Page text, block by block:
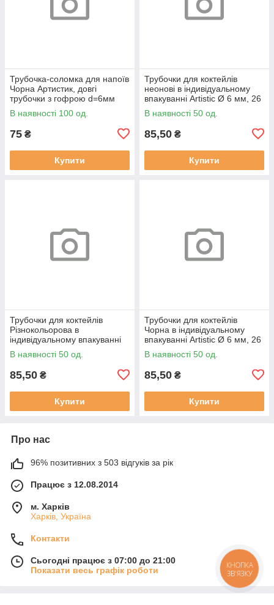
Трубочка-соломка для напоїв
Чорна Артистик, довгі
трубочки з гофрою d=6мм
довжина 26см (100 шт)
В наявності 100 од.
75 ₴
Купити
Трубочки для коктейлів
неонові в індивідуальному
впакуванні Artistic Ø 6 мм, 26
см (100 шт)
В наявності 50 од.
85,50 ₴
Купити
Трубочки для коктейлів
Різнокольорова в
індивідуальному впакуванні
Artistic Ø 6 мм, 26 см (100
шт)
В наявності 50 од.
85,50 ₴
Купити
Трубочки для коктейлів
Чорна в індивідуальному
впакуванні Artistic Ø 6 мм, 26
см (100 шт)
В наявності 50 од.
85,50 ₴
Купити
Про нас
96% позитивних з 503 відгуків за рік
Працює з 12.08.2014
м. Харків
Харків, Україна
Контакти
Сьогодні працює з 07:00 до 21:00
Показати весь графік роботи
КНОПКА
ЗВ'ЯЗКУ